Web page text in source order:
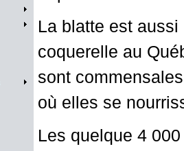
La blatte est
coquerelle au
sont
où elles se
Les quelque 4